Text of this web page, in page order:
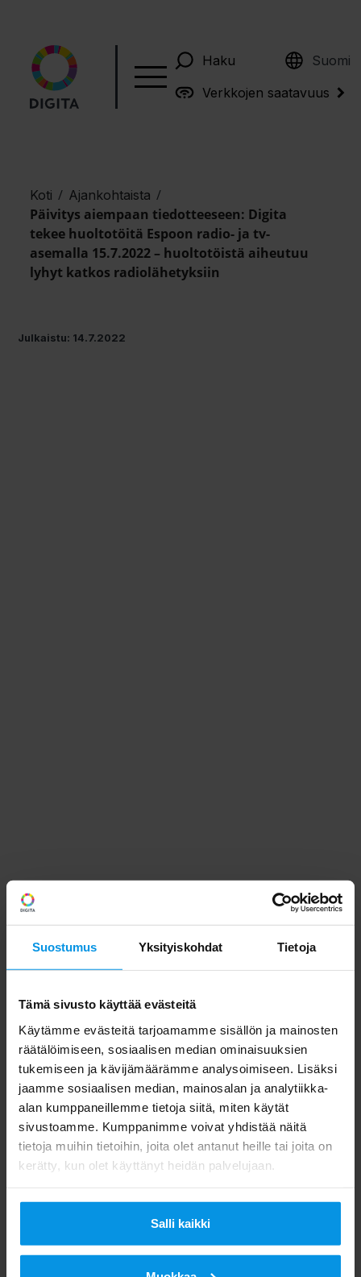
Suostumus Yksityiskohdat Tietoja
Tämä sivusto käyttää evästeitä
Käytämme evästeitä tarjoamamme sisällön ja mainosten
räätälöimiseen, sosiaalisen median ominaisuuksien
tukemiseen ja kävijämäärämme analysoimiseen. Lisäksi
jaamme sosiaalisen median, mainosalan ja analytiikka-
alan kumppaneillemme tietoja siitä, miten käytät
sivustoamme. Kumppanimme voivat yhdistää näitä
tietoja muihin tietoihin, joita olet antanut heille tai joita on
kerätty, kun olet käyttänyt heidän palvelujaan.
Salli kaikki
Haku Suomi
English
Verkkojen saatavuus
Koti / Ajankohtaista /
Päivitys aiempaan tiedotteeseen: Digita
tekee huoltotöitä Espoon radio- ja tv-
asemalla 15.7.2022 – huoltotöistä aiheutuu
lyhyt katkos radiolähetyksiin
Julkaistu: 14.7.2022